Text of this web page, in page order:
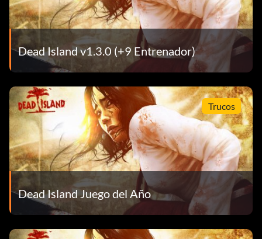
menos un compañero cooperativo.
Tis but a flesh wound!
Objetivo: Seccionar 100 miembros.
Tae Kwon Leap
Objetivo: Mata a 25 zombis a puñetazos.
Hack & slash
Objetivo: Mata a 250 zombis con armas blancas cuerpo a
cuerpo.
Dead Island v1.3.0 (+9 Entrenador)
Trucos
Dead Island Juego del Año